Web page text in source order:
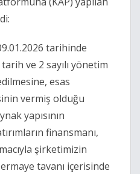
tarihinde
ve 2 sayılı yönetim
esas
vermiş olduğu
yapısının
finansmanı,
şirketimizin
tavanı içerisinde